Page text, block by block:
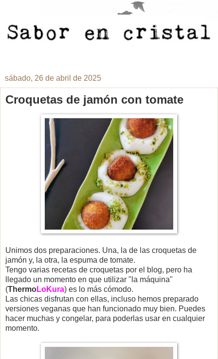
sábado, 26 de abril de 2025
Croquetas de jamón con tomate
Unimos dos preparaciones. Una, la de las croquetas de
jamón y, la otra, la espuma de tomate.
Tengo varias recetas de croquetas por el blog, pero ha
llegado un momento en que utilizar "la máquina"
(ThermoLoKura) es lo más cómodo.
Las chicas disfrutan con ellas, incluso hemos preparado
versiones veganas que han funcionado muy bien. Puedes
hacer muchas y congelar, para poderlas usar en cualquier
momento.